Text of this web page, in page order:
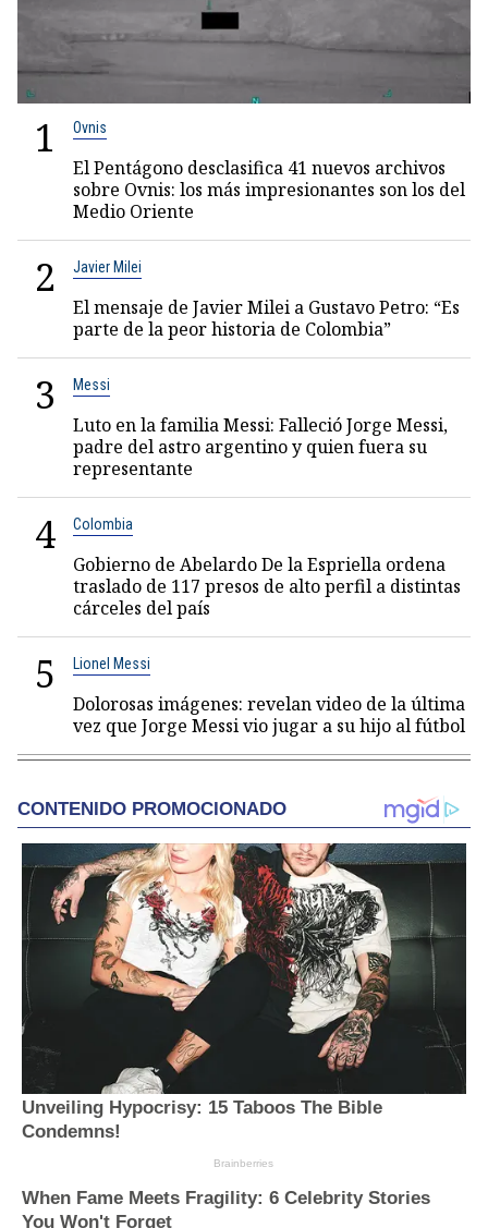
1 Ovnis
El Pentágono desclasifica 41 nuevos archivos
sobre Ovnis: los más impresionantes son los del
Medio Oriente
2 Javier Milei
El mensaje de Javier Milei a Gustavo Petro: “Es
parte de la peor historia de Colombia”
3 Messi
Luto en la familia Messi: Falleció Jorge Messi,
padre del astro argentino y quien fuera su
representante
4 Colombia
Gobierno de Abelardo De la Espriella ordena
traslado de 117 presos de alto perfil a distintas
cárceles del país
5 Lionel Messi
Dolorosas imágenes: revelan video de la última
vez que Jorge Messi vio jugar a su hijo al fútbol